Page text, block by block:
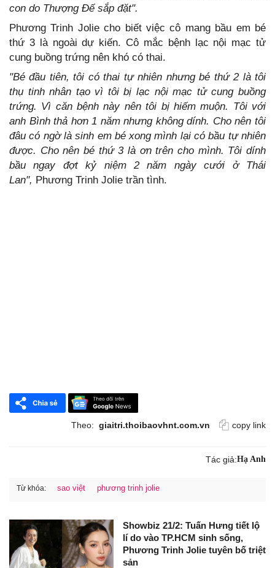
con do Thượng Đế sắp đặt".
Phương Trinh Jolie cho biết việc cô mang bầu em bé
thứ 3 là ngoài dự kiến. Cô mắc bệnh lạc nội mạc tử
cung buồng trứng nên khó có thai.
"Bé đầu tiên, tôi có thai tự nhiên nhưng bé thứ 2 là tôi
thụ tinh nhân tạo vì tôi bị lạc nội mạc tử cung buồng
trứng. Vì căn bệnh này nên tôi bị hiếm muộn. Tôi với
anh Bình thả hơn 1 năm nhưng không dính. Cho nên tôi
đâu có ngờ là sinh em bé xong mình lại có bầu tự nhiên
được. Cho nên bé thứ 3 là ơn trên cho mình. Tôi dính
bầu ngay đợt kỷ niệm 2 năm ngày cưới ở Thái
Lan", Phương Trinh Jolie trần tình.
Theo: giaitri.thoibaovhnt.com.vn copy link
Tác giả:Hạ Anh
Từ khóa: sao việt phương trinh jolie
Showbiz 21/2: Tuấn Hưng tiết lộ
lí do vào TP.HCM sinh sống,
Phương Trinh Jolie tuyên bố triệt
sản